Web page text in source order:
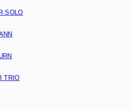
SOLO
TRIO